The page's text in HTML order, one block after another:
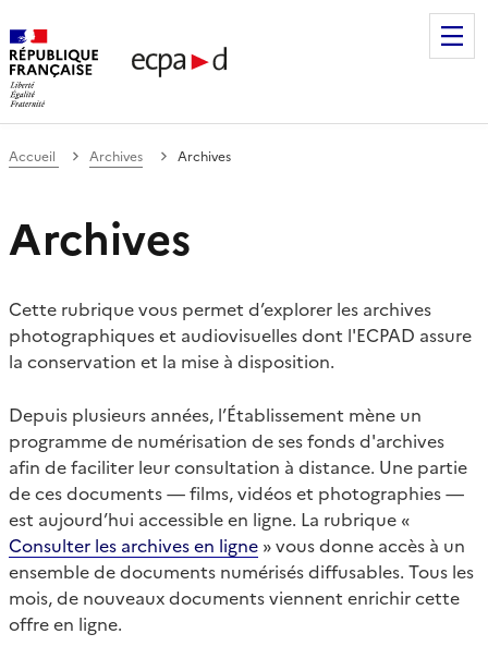
de communication et de production
Accueil Archives Archives
Archives
Cette rubrique vous permet d’explorer les archives
photographiques et audiovisuelles dont l'ECPAD assure
la conservation et la mise à disposition.
Depuis plusieurs années, l’Établissement mène un
programme de numérisation de ses fonds d'archives
afin de faciliter leur consultation à distance. Une partie
de ces documents — films, vidéos et photographies —
est aujourd’hui accessible en ligne. La rubrique «
Consulter les archives en ligne » vous donne accès à un
ensemble de documents numérisés diffusables. Tous les
mois, de nouveaux documents viennent enrichir cette
offre en ligne.